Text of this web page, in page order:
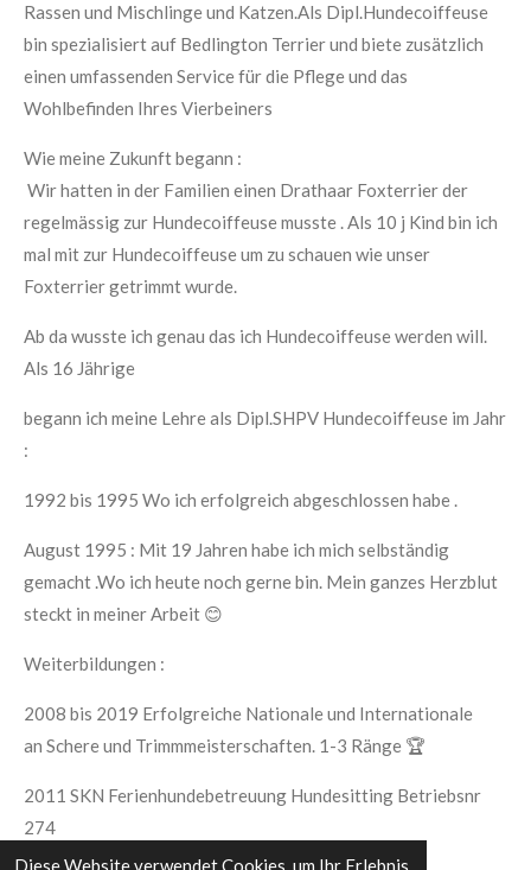
Diese Website verwendet Cookies, um Ihr Erlebnis
Rassen und Mischlinge und Katzen.Als Dipl.Hundecoiffeuse
bin spezialisiert auf Bedlington Terrier und biete zusätzlich
einen umfassenden Service für die Pflege und das
Wohlbefinden Ihres Vierbeiners
Wie meine Zukunft begann :
Wir hatten in der Familien einen Drathaar Foxterrier der
regelmässig zur Hundecoiffeuse musste . Als 10 j Kind bin ich
mal mit zur Hundecoiffeuse um zu schauen wie unser
Foxterrier getrimmt wurde.
Ab da wusste ich genau das ich Hundecoiffeuse werden will.
Als 16 Jährige
begann ich meine Lehre als Dipl.SHPV Hundecoiffeuse im Jahr
:
1992 bis 1995 Wo ich erfolgreich abgeschlossen habe .
August 1995 : Mit 19 Jahren habe ich mich selbständig
gemacht .Wo ich heute noch gerne bin. Mein ganzes Herzblut
steckt in meiner Arbeit 😊
Weiterbildungen :
2008 bis 2019 Erfolgreiche Nationale und Internationale
an Schere und Trimmmeisterschaften. 1-3 Ränge 🏆
2011 SKN Ferienhundebetreuung Hundesitting Betriebsnr
274